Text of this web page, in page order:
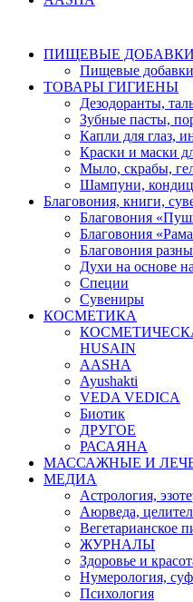
ПИЩЕВЫЕ ДОБАВКИ
Пищевые добавки
ТОВАРЫ ГИГИЕНЫ
Дезодоранты,
Зубные пасты,
Капли для глаз,
Краски и маски
Мыло, скрабы,
Шампуни,
Благовония, книги,
Благовония
Благовония
Благовония
Духи на основе
Специи
Сувениры
КОСМЕТИКА
HUSAIN
AASHA
Ayushakti
VEDA VEDICA
Биотик
ДРУГОЕ
РАСАЯНА
МАССАЖНЫЕ И
МЕДИА
Астрология,
Аюрведа,
Вегетарианское
ЖУРНАЛЫ
Здоровье и
Нумерология,
Психология